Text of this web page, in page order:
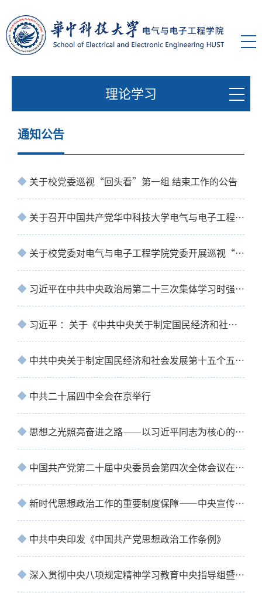
理论学习
通知公告
关于校党委巡视“回头看”第一组 结束工作的公告
关于召开中国共产党华中科技大学电气与电子工程学院第三次党员代表大会的通知
关于校党委对电气与电子工程学院党委开展巡视“回头看”的公告
习近平在中共中央政治局第二十三次集体学习时强调 健全网络生态治理长效机制 持续营造风…
习近平 ：关于《中共中央关于制定国民经济和社会发展第十五个五年规划的建议》的说明
中共中央关于制定国民经济和社会发展第十五个五年规划的建议
中共二十届四中全会在京举行
思想之光照亮奋进之路——以习近平同志为核心的党中央引领中国经济社会高质量发展迈向新…
中国共产党第二十届中央委员会第四次全体会议在北京开始举行
新时代思想政治工作的重要制度保障——中央宣传部负责人就《中国共产党思想政治工作条例…
中共中央印发《中国共产党思想政治工作条例》
深入贯彻中央八项规定精神学习教育中央指导组暨中央层面工作专班总结会议召开